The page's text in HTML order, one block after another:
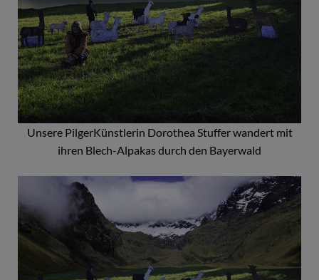
Unsere PilgerKünstlerin Dorothea Stuffer wandert mit
ihren Blech-Alpakas durch den Bayerwald